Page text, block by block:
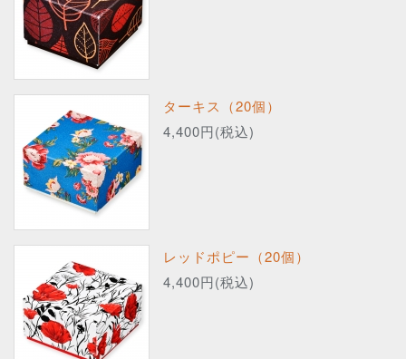
ターキス（20個）
4,400円(税込)
レッドポピー（20個）
4,400円(税込)